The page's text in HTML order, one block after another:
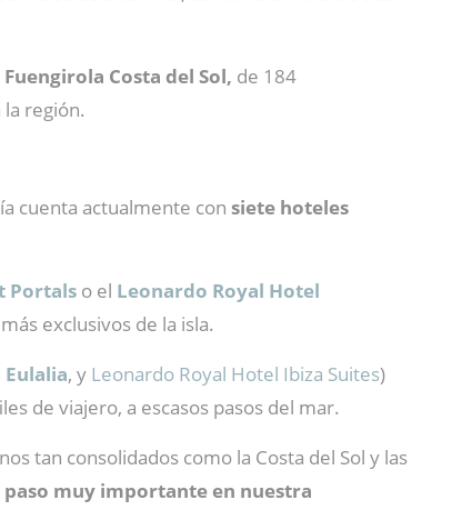
Costa del Sol, de 184
región.
cuenta actualmente con siete hoteles
Portals o el Leonardo Royal Hotel
exclusivos de la isla.
, y Leonardo Royal Hotel Ibiza Suites)
de viajero, a escasos pasos del mar.
tan consolidados como la Costa del Sol y las
muy importante en nuestra